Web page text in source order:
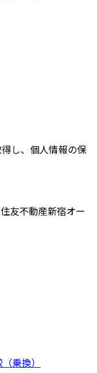
し、個人情報の保
友不動産新宿オー
乗換）